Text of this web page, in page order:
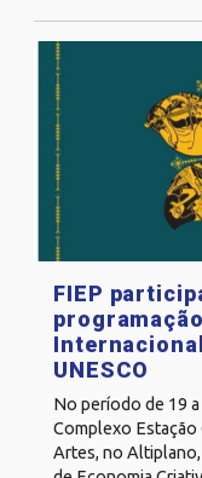
FIEP
UNESCO
No período de 19
Complexo Estação
Artes, no